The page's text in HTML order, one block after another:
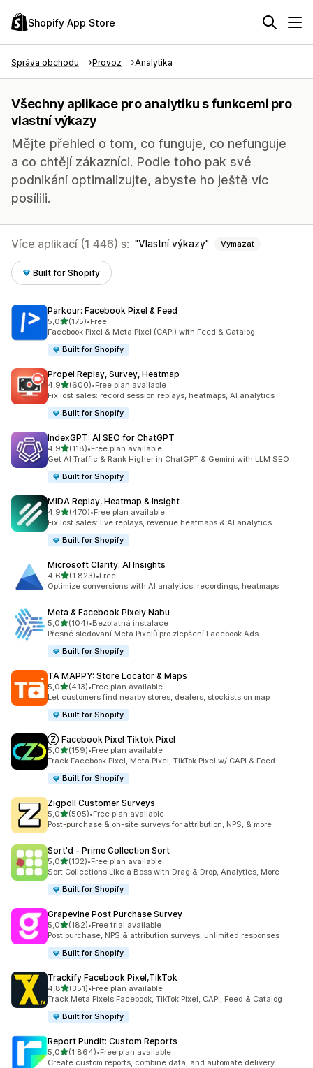
Shopify App Store
Správa obchodu Provoz Analytika
Všechny aplikace pro analytiku s funkcemi pro
vlastní výkazy
Mějte přehled o tom, co funguje, co nefunguje
a co chtějí zákazníci. Podle toho pak své
podnikání optimalizujte, abyste ho ještě víc
posílili.
Více aplikací (1 446) s: Vlastní výkazy Vymazat
Built for Shopify
Parkour: Facebook Pixel & Feed
5,0z 5 hvězd
(175)
Celkový počet recenzí: 175
•Free
Facebook Pixel & Meta Pixel (CAPI) with Feed & Catalog
Built for Shopify
Propel Replay, Survey, Heatmap
4,9z 5 hvězd
(600)
Celkový počet recenzí: 600
•Free plan available
Fix lost sales: record session replays, heatmaps, AI analytics
Built for Shopify
IndexGPT: AI SEO for ChatGPT
4,9z 5 hvězd
(118)
Celkový počet recenzí: 118
•Free plan available
Get AI Traffic & Rank Higher in ChatGPT & Gemini with LLM SEO
Built for Shopify
MIDA Replay, Heatmap & Insight
4,9z 5 hvězd
(470)
Celkový počet recenzí: 470
•Free plan available
Fix lost sales: live replays, revenue heatmaps & AI analytics
Built for Shopify
Microsoft Clarity: AI Insights
4,6z 5 hvězd
(1 823)
Celkový počet recenzí: 1823
•Free
Optimize conversions with AI analytics, recordings, heatmaps
Meta & Facebook Pixely Nabu
5,0z 5 hvězd
(104)
Celkový počet recenzí: 104
•Bezplatná instalace
Přesné sledování Meta Pixelů pro zlepšení Facebook Ads
Built for Shopify
TA MAPPY: Store Locator & Maps
5,0z 5 hvězd
(413)
Celkový počet recenzí: 413
•Free plan available
Let customers find nearby stores, dealers, stockists on map
Built for Shopify
Ⓩ Facebook Pixel Tiktok Pixel
5,0z 5 hvězd
(159)
Celkový počet recenzí: 159
•Free plan available
Track Facebook Pixel, Meta Pixel, TikTok Pixel w/ CAPI & Feed
Built for Shopify
Zigpoll Customer Surveys
5,0z 5 hvězd
(505)
Celkový počet recenzí: 505
•Free plan available
Post-purchase & on-site surveys for attribution, NPS, & more
Sort'd ‑ Prime Collection Sort
5,0z 5 hvězd
(132)
Celkový počet recenzí: 132
•Free plan available
Sort Collections Like a Boss with Drag & Drop, Analytics, More
Built for Shopify
Grapevine Post Purchase Survey
5,0z 5 hvězd
(182)
Celkový počet recenzí: 182
•Free trial available
Post purchase, NPS & attribution surveys, unlimited responses
Built for Shopify
Trackify Facebook Pixel,TikTok
4,8z 5 hvězd
(351)
Celkový počet recenzí: 351
•Free plan available
Track Meta Pixels Facebook, TikTok Pixel, CAPI, Feed & Catalog
Built for Shopify
Report Pundit: Custom Reports
5,0z 5 hvězd
(1 864)
Celkový počet recenzí: 1864
•Free plan available
Create custom reports, combine data, and automate delivery